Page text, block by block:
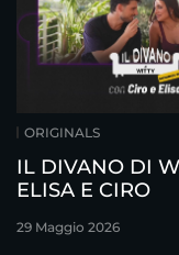
ORIGINALS
IL DIVANO DI
ELISA E CIRO
29 Maggio 2026